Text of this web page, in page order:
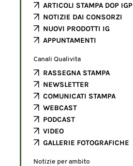
ARTICOLI STAMPA DOP IGP
NOTIZIE DAI CONSORZI
NUOVI PRODOTTI IG
APPUNTAMENTI
Canali Qualivita
RASSEGNA STAMPA
NEWSLETTER
COMUNICATI STAMPA
WEBCAST
PODCAST
VIDEO
GALLERIE FOTOGRAFICHE
Notizie per ambito